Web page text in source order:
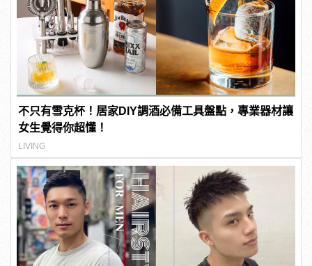
不只有雪克杯！居家DIY調酒必備工具盤點，專業器材讓
女生覺得你超懂！
LIVING